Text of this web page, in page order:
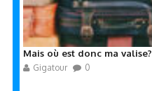
Mais où est donc ma valise?
Gigatour 0